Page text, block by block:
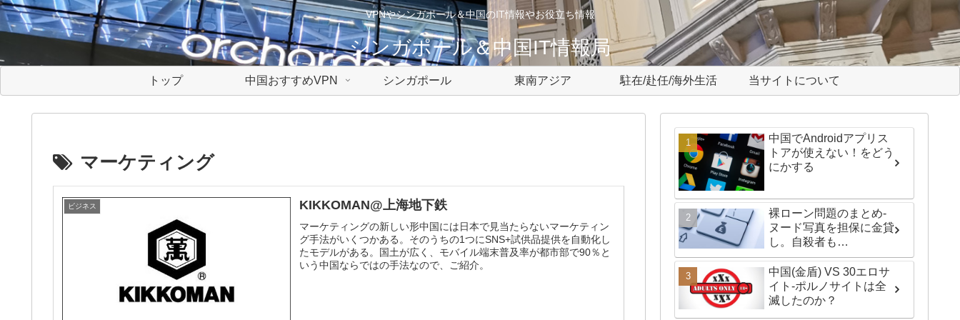
VPNやシンガポール＆中国のIT情報やお役立ち情報
シンガポール＆中国IT情報局
トップ 中国おすすめVPN シンガポール 東南アジア 駐在/赴任/海外生活 当サイトについて
マーケティング
ビジネス KIKKOMAN@上海地下鉄
マーケティングの新しい形中国には日本で見当たらないマーケティン
グ手法がいくつかある。そのうちの1つにSNS+試供品提供を自動化し
たモデルがある。国土が広く、モバイル端末普及率が都市部で90％と
いう中国ならではの手法なので、ご紹介。
中国でAndroidアプリス
トアが使えない！をどう
にかする
裸ローン問題のまとめ-
ヌード写真を担保に金貸
し。自殺者も…
中国(金盾) VS 30エロサ
イト-ポルノサイトは全
滅したのか？